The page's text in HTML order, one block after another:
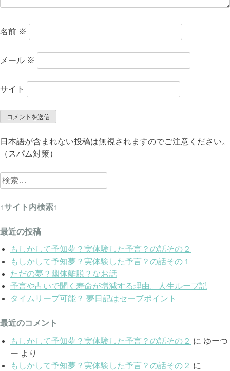
名前 ※
メール ※
サイト
日本語が含まれない投稿は無視されますのでご注意ください。
（スパム対策）
検
索:
↑サイト内検索↑
最近の投稿
もしかして予知夢？実体験した予言？の話その２
もしかして予知夢？実体験した予言？の話その１
ただの夢？幽体離脱？なお話
予言や占いで聞く寿命が増減する理由。人生ループ説
タイムリープ可能？ 夢日記はセーブポイント
最近のコメント
もしかして予知夢？実体験した予言？の話その２ に ゆーつ
ー より
もしかして予知夢？実体験した予言？の話その２ に